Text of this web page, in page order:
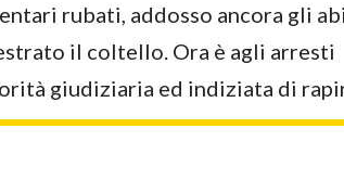
rubati, addosso ancora gli
il coltello. Ora è agli arresti
giudiziaria ed indiziata di